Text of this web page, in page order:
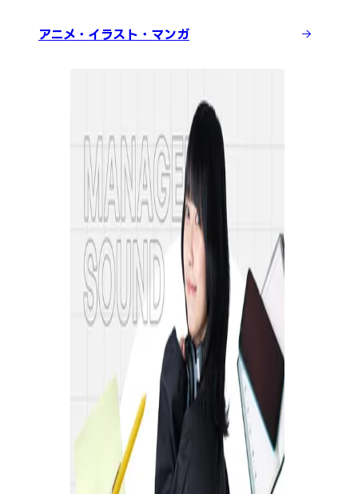
アニメ・イラスト・マンガ